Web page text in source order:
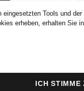
Tools und
erheben, erhalten Sie
ICH STIMME